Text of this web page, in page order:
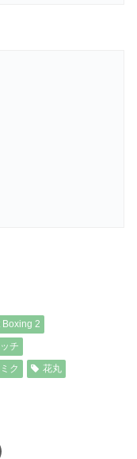
Boxing 2
チ
ク
花丸